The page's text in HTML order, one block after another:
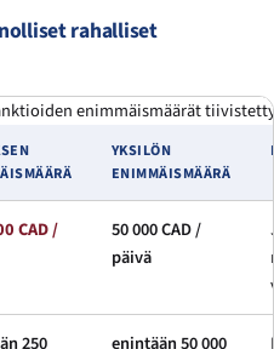
rahalliset
enimmäismäärät
YKSILÖN
ENIMMÄISMÄÄRÄ
CAD /
50 000 CAD /
päivä
250
enintään 50 000